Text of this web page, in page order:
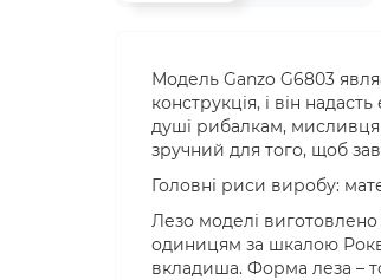
Модель Ganzo G6803
конструкція, і він
душі рибалкам,
зручний для того, щоб
Головні риси виробу:
Лезо моделі виготовлено
одиницям за шкалою
вкладиша. Форма леза –